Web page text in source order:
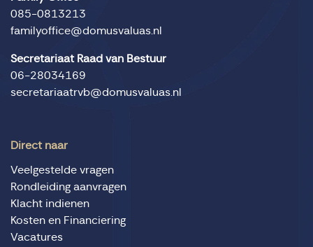
085-0813213
familyoffice@domusvaluas.nl
Secretariaat Raad van Bestuur
06-28034169
secretariaatrvb@domusvaluas.nl
Direct naar
Veelgestelde vragen
Rondleiding aanvragen
Klacht indienen
Kosten en Financiering
Vacatures